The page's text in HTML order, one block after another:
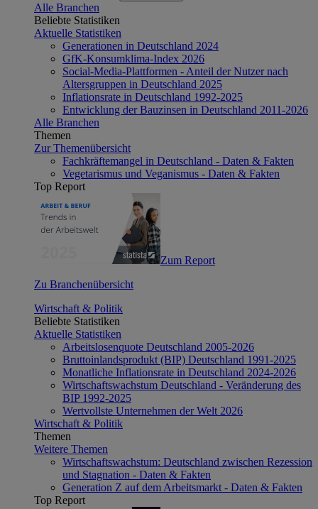
Alle Branchen
Beliebte Statistiken
Aktuelle Statistiken
Generationen in Deutschland 2024
GfK-Konsumklima-Index 2026
Social-Media-Plattformen - Anteil der Nutzer nach
Altersgruppen in Deutschland 2025
Inflationsrate in Deutschland 1992-2025
Entwicklung der Bauzinsen in Deutschland 2011-2026
Alle Branchen
Themen
Zur Themenübersicht
Fachkräftemangel in Deutschland - Daten & Fakten
Vegetarismus und Veganismus - Daten & Fakten
Top Report
Zum Report
Zu Branchenübersicht
Wirtschaft & Politik
Beliebte Statistiken
Aktuelle Statistiken
Arbeitslosenquote Deutschland 2005-2026
Bruttoinlandsprodukt (BIP) Deutschland 1991-2025
Monatliche Inflationsrate in Deutschland 2024-2026
Wirtschaftswachstum Deutschland - Veränderung des
BIP 1992-2025
Wertvollste Unternehmen der Welt 2026
Wirtschaft & Politik
Themen
Weitere Themen
Wirtschaftswachstum: Deutschland zwischen Rezession
und Stagnation - Daten & Fakten
Generation Z auf dem Arbeitsmarkt - Daten & Fakten
Top Report